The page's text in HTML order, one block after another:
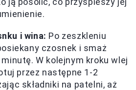
i wina: Po zeszkleniu
czosnek i smaż
minutę. W kolejnym kroku wlej
przez następne 1-2
składniki na patelni, aż